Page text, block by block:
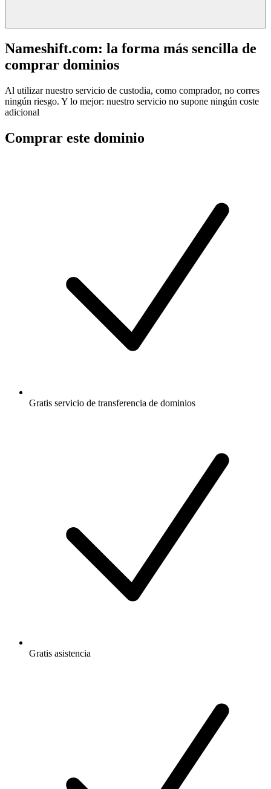
Nameshift.com: la forma más sencilla de
comprar dominios
Al utilizar nuestro servicio de custodia, como comprador, no corres
ningún riesgo. Y lo mejor: nuestro servicio no supone ningún coste
adicional
Comprar este dominio
Gratis servicio de transferencia de dominios
Gratis asistencia